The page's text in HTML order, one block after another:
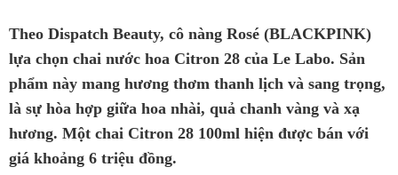
Theo Dispatch Beauty, cô nàng Rosé (BLACKPINK)
lựa chọn chai nước hoa Citron 28 của Le Labo. Sản
phẩm này mang hương thơm thanh lịch và sang trọng,
là sự hòa hợp giữa hoa nhài, quả chanh vàng và xạ
hương. Một chai Citron 28 100ml hiện được bán với
giá khoảng 6 triệu đồng.